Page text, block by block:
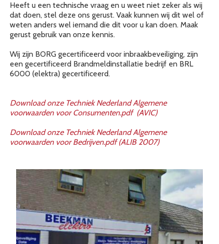
Heeft u een technische vraag en u weet niet zeker als wij
dat doen, stel deze ons gerust. Vaak kunnen wij dit wel of
weten anders wel iemand die dit voor u kan doen. Maak
gerust gebruik van onze kennis.
Wij zijn BORG gecertificeerd voor inbraakbeveiliging, zijn
een gecertificeerd Brandmeldinstallatie bedrijf en BRL
6000 (elektra) gecertificeerd.
Download onze Techniek Nederland Algemene
voorwaarden voor Consumenten.pdf (AVIC)
Download onze Techniek Nederland Algemene
voorwaarden voor Bedrijven.pdf (ALIB 2007)